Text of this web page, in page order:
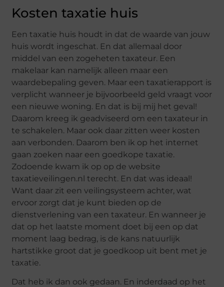
Kosten taxatie huis
Een taxatie huis houdt in dat de waarde van jouw
huis wordt ingeschat. En dat allemaal door
middel van een zogeheten taxateur. Een
makelaar kan namelijk alleen maar een
waardebepaling geven. Maar een taxatierapport is
verplicht wanneer je bijvoorbeeld geld vraagt voor
een nieuwe woning. En dat is bij mij het geval!
Daarom kreeg ik geadviseerd om een taxateur in
te schakelen. Maar ook daar zitten weer kosten
aan verbonden. Daarom ben ik op het internet
gaan zoeken naar een goedkope taxatie.
Zodoende kwam ik op op de website
taxatieveilingen.nl terecht. En dat was ideaal!
Want daar zit een veilingsysteem achter, wat
ervoor zorgt dat je kunt bieden op de
dienstverlening van een taxateur. En wanneer je
dat op het laatste moment doet bij een op dat
moment laag bedrag, is de kans natuurlijk
hartstikke groot dat je goedkoop uit bent met je
taxatie.
Dat heb ik dan ook gedaan. En inderdaad op het